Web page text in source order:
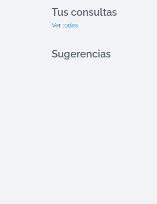
Tus consultas
Ver todas
Sugerencias